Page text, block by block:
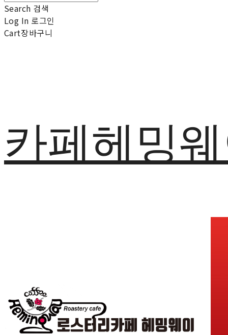
Search 검색
Log In 로그인
Cart장바구니
카페헤밍